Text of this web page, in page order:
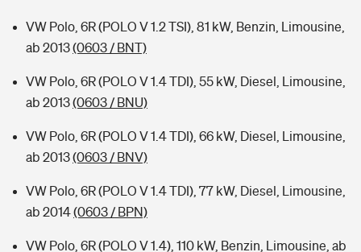
VW Polo, 6R (POLO V 1.2 TSI), 81 kW, Benzin, Limousine,
ab 2013(0603 / BNT)
VW Polo, 6R (POLO V 1.4 TDI), 55 kW, Diesel, Limousine,
ab 2013(0603 / BNU)
VW Polo, 6R (POLO V 1.4 TDI), 66 kW, Diesel, Limousine,
ab 2013(0603 / BNV)
VW Polo, 6R (POLO V 1.4 TDI), 77 kW, Diesel, Limousine,
ab 2014(0603 / BPN)
VW Polo, 6R (POLO V 1.4), 110 kW, Benzin, Limousine, ab